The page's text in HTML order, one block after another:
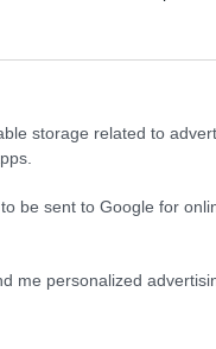
storage related to
be sent to Google for
me personalized